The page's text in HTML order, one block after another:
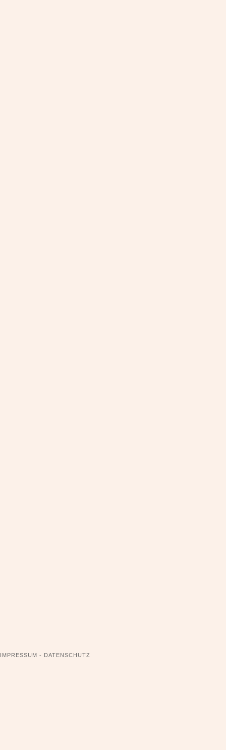
NAVIGATION
ÜBERSPRINGEN
IMPRESSUM - DATENSCHUTZ